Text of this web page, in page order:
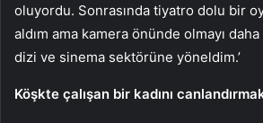
oluyordu. Sonrasında tiyatro dolu bir
aldım ama kamera önünde olmayı
dizi ve sinema sektörüne yöneldim.’
Köşkte çalışan bir kadını